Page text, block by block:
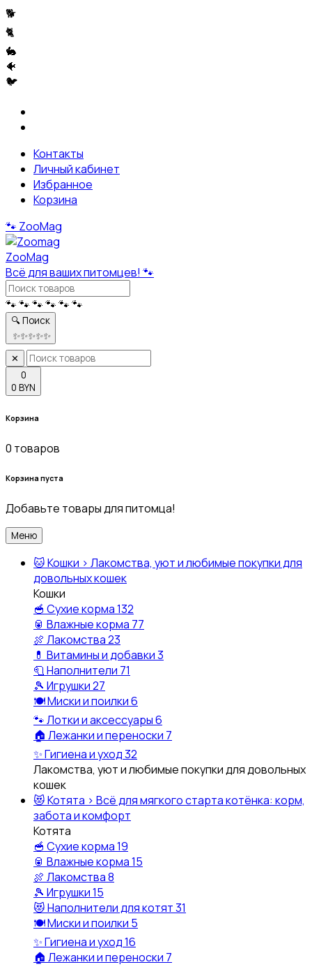
🐕
🐈
🐇
🐠
🐦
Контакты
Личный кабинет
Избранное
Корзина
🐾 ZooMag
ZooMag
Всё для ваших питомцев! 🐾
🐾🐾🐾🐾🐾🐾
🔍 Поиск
✨✨✨✨✨
✕
0
0 BYN
Корзина
0 товаров
Корзина пуста
Добавьте товары для питомца!
Меню
🐱Кошки › Лакомства, уют и любимые покупки для
довольных кошек
Кошки
🥣 Сухие корма132
🥫 Влажные корма 77
🍖 Лакомства23
💊 Витамины и добавки3
🧻Наполнители 71
🎾 Игрушки27
🍽️Миски и поилки6
🐾Лотки и аксессуары6
🏠 Лежанки и переноски 7
✨Гигиена и уход32
Лакомства, уют и любимые покупки для довольных
кошек
😻Котята › Всё для мягкого старта котёнка: корм,
забота и комфорт
Котята
🥣 Сухие корма19
🥫 Влажные корма15
🍖 Лакомства8
🎾 Игрушки15
😻Наполнители для котят31
🍽️Миски и поилки 5
✨Гигиена и уход16
🏠 Лежанки и переноски 7